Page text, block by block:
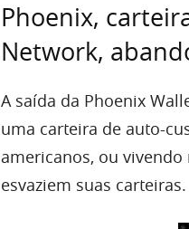
Phoenix,
Network,
A saída da Phoenix
uma carteira de auto-
americanos, ou vivendo
esvaziem suas carteiras.